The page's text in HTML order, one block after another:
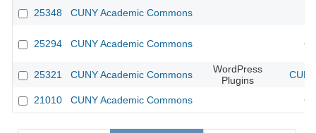
25348 CUNY Academic Commons
25294 CUNY Academic Commons
25321 CUNY Academic Commons
WordPress
Plugins
21010 CUNY Academic Commons